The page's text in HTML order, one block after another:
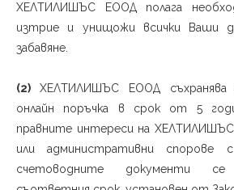
ХЕЛТИЛИШЪС ЕООД полага
изтрие и унищожи всички Ваши
забавяне.
(2) ХЕЛТИЛИШЪС ЕООД
онлайн поръчка в срок от 5
правните интереси на
или административни спорове
счетоводните документи